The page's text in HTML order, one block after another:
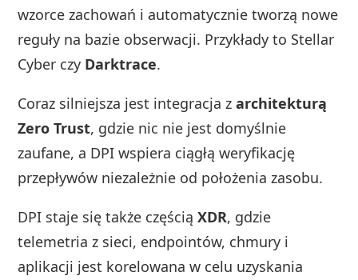
wzorce zachowań i automatycznie tworzą nowe
reguły na bazie obserwacji. Przykłady to Stellar
Cyber czy Darktrace.
Coraz silniejsza jest integracja zarchitekturą
Zero Trust, gdzie nic nie jest domyślnie
zaufane, a DPI wspiera ciągłą weryfikację
przepływów niezależnie od położenia zasobu.
DPI staje się także częściąXDR, gdzie
telemetria z sieci, endpointów, chmury i
aplikacji jest korelowana w celu uzyskania